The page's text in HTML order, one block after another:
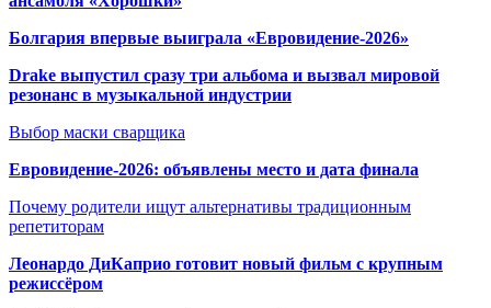
Болгария впервые выиграла «Евровидение-2026»
Drake выпустил сразу три альбома и вызвал мировой
резонанс в музыкальной индустрии
Выбор маски сварщика
Евровидение-2026: объявлены место и дата финала
Почему родители ищут альтернативы традиционным
репетиторам
Леонардо ДиКаприо готовит новый фильм с крупным
режиссёром